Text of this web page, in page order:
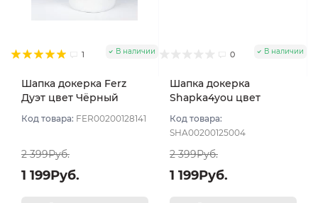
1 В наличии
Шапка докерка Ferz
Дуэт цвет Чёрный
Код товара: FER00200128141
2 399Руб.
1 199Руб.
0 В наличии
Шапка докерка
Shapka4you цвет
Код товара:
SHA00200125004
2 399Руб.
1 199Руб.